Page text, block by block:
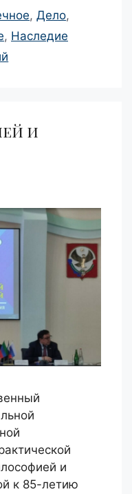
,Дело,
, Наследие
и
и
к 85-летию